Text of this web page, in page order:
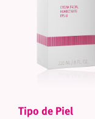
Tipo de Piel